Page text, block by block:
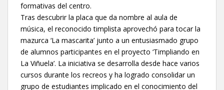
formativas del centro.
Tras descubrir la placa que da nombre al aula de
música, el reconocido timplista aprovechó para tocar la
mazurca ‘La mascarita’ junto a un entusiasmado grupo
de alumnos participantes en el proyecto ‘Timpliando en
La Viñuela’. La iniciativa se desarrolla desde hace varios
cursos durante los recreos y ha logrado consolidar un
grupo de estudiantes implicado en el conocimiento del